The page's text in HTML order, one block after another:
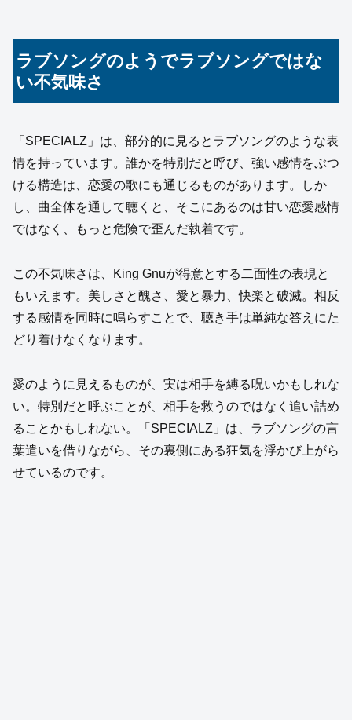
ラブソングのようでラブソングではな
い不気味さ
「SPECIALZ」は、部分的に見るとラブソングのような表
情を持っています。誰かを特別だと呼び、強い感情をぶつ
ける構造は、恋愛の歌にも通じるものがあります。しか
し、曲全体を通して聴くと、そこにあるのは甘い恋愛感情
ではなく、もっと危険で歪んだ執着です。
この不気味さは、King Gnuが得意とする二面性の表現と
もいえます。美しさと醜さ、愛と暴力、快楽と破滅。相反
する感情を同時に鳴らすことで、聴き手は単純な答えにた
どり着けなくなります。
愛のように見えるものが、実は相手を縛る呪いかもしれな
い。特別だと呼ぶことが、相手を救うのではなく追い詰め
ることかもしれない。「SPECIALZ」は、ラブソングの言
葉遣いを借りながら、その裏側にある狂気を浮かび上がら
せているのです。